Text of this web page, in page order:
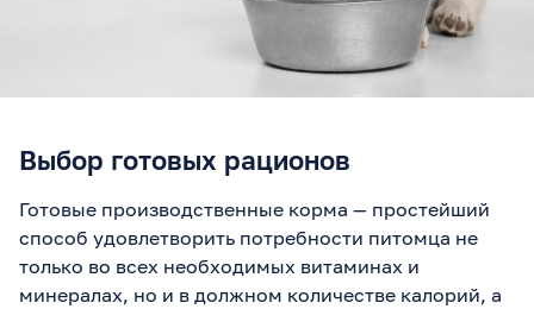
Выбор готовых рационов
Готовые производственные корма — простейший
способ удовлетворить потребности питомца не
только во всех необходимых витаминах и
минералах, но и в должном количестве калорий, а